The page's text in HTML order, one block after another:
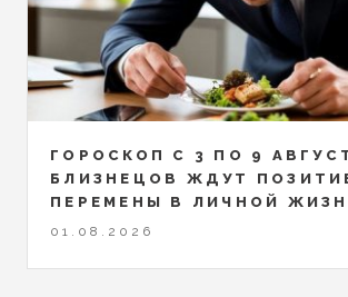
ГОРОСКОП С 3 ПО 9
БЛИЗНЕЦОВ ЖДУТ
ПЕРЕМЕНЫ В ЛИЧНОЙ
01.08.2026